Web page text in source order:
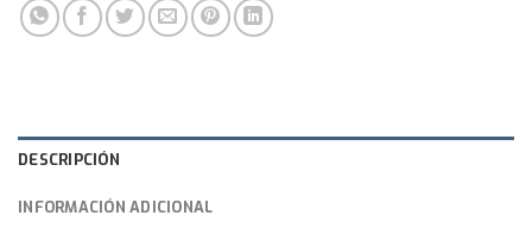
DESCRIPCIÓN
INFORMACIÓN ADICIONAL